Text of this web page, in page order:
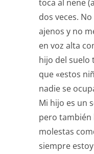
toca al nene
dos veces.
ajenos y no
en voz alta
hijo del suelo
que «estos
nadie se
Mi hijo es un
pero también
molestas
siempre